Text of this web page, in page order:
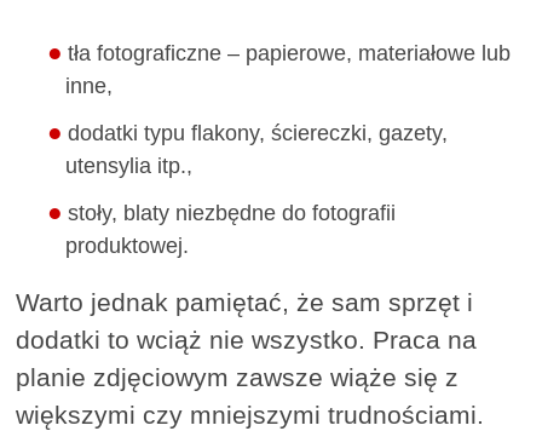
tła fotograficzne – papierowe, materiałowe lub
inne,
dodatki typu flakony, ściereczki, gazety,
utensylia itp.,
stoły, blaty niezbędne do fotografii
produktowej.
Warto jednak pamiętać, że sam sprzęt i
dodatki to wciąż nie wszystko. Praca na
planie zdjęciowym zawsze wiąże się z
większymi czy mniejszymi trudnościami.